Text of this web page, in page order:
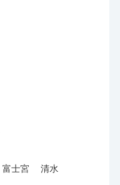
富士宮 清水